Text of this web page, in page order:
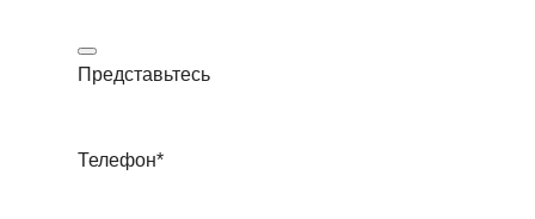
Представьтесь
Телефон*